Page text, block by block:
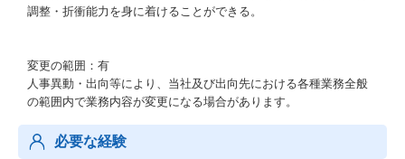
調整・折衝能力を身に着けることができる。
変更の範囲：有
人事異動・出向等により、当社及び出向先における各種業務全般
の範囲内で業務内容が変更になる場合があります。
必要な経験